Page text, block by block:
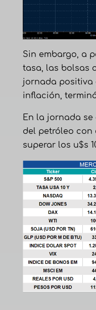
Sin embargo, a
tasa, las bolsas
jornada positiva
inflación,
En la jornada
del petróleo con
superar los u$s